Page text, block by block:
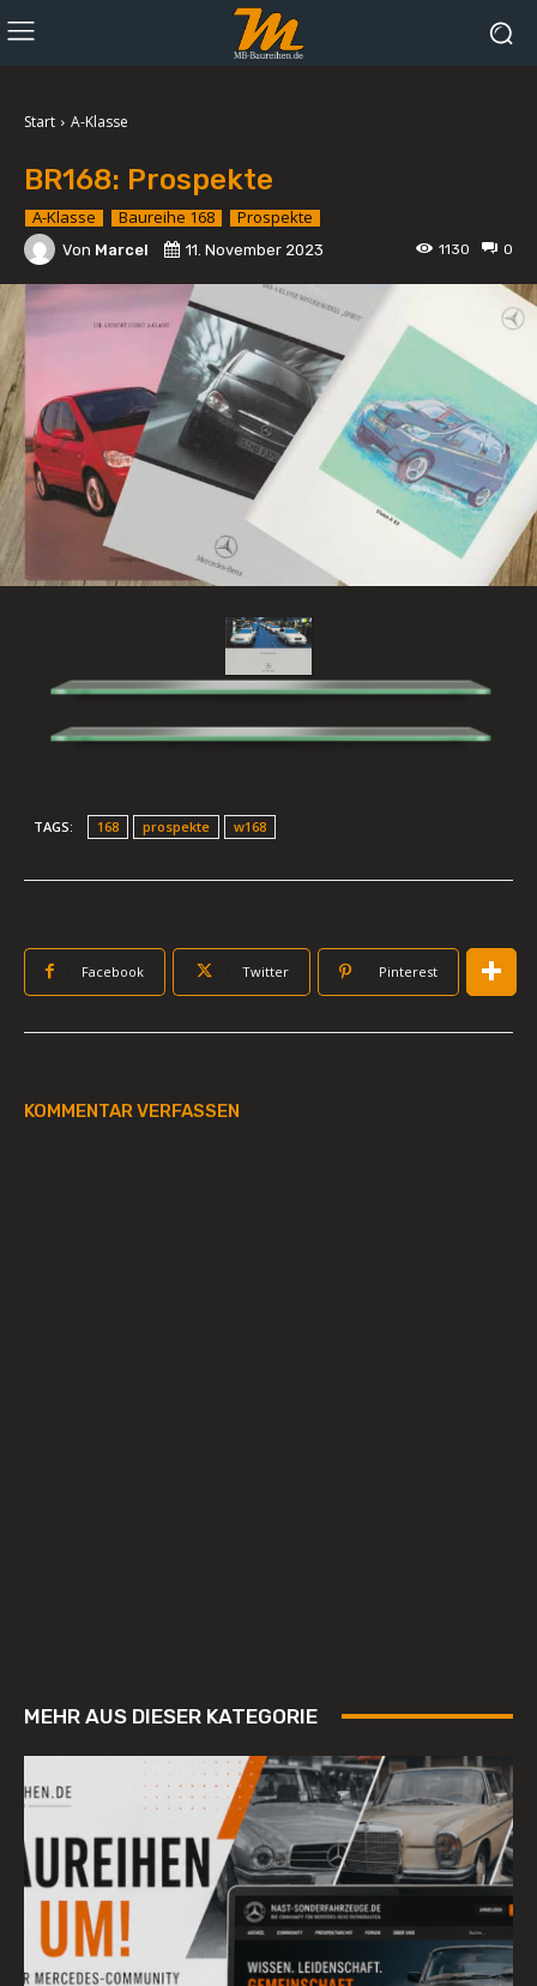
Start A-Klasse
BR168: Prospekte
A-Klasse Baureihe 168 Prospekte
Von Marcel 0
11. November 2023 1130
TAGS: 168 prospekte w168
Facebook Twitter Pinterest
KOMMENTAR VERFASSEN
MEHR AUS DIESER KATEGORIE